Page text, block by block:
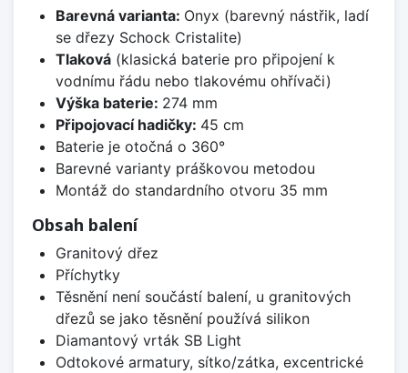
Barevná varianta: Onyx (barevný nástřik, ladí
se dřezy Schock Cristalite)
Tlaková(klasická baterie pro připojení k
vodnímu řádu nebo tlakovému ohřívači)
Výška baterie: 274 mm
Připojovací hadičky: 45 cm
Baterie je otočná o 360°
Barevné varianty práškovou metodou
Montáž do standardního otvoru 35 mm
Obsah balení
Granitový dřez
Příchytky
Těsnění není součástí balení, u granitových
dřezů se jako těsnění používá silikon
Diamantový vrták SB Light
Odtokové armatury, sítko/zátka, excentrické